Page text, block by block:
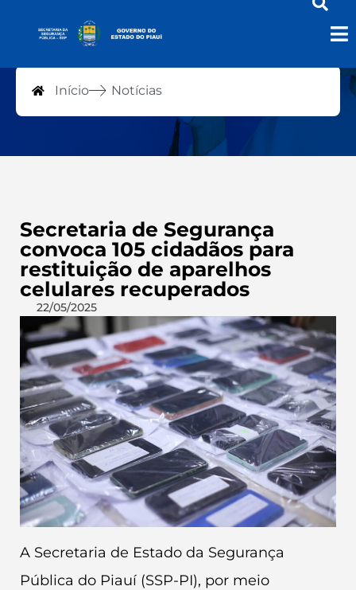
Notícias
Início Notícias
Secretaria de Segurança
convoca 105 cidadãos para
restituição de aparelhos
celulares recuperados
22/05/2025
A Secretaria de Estado da Segurança
Pública do Piauí (SSP-PI), por meio